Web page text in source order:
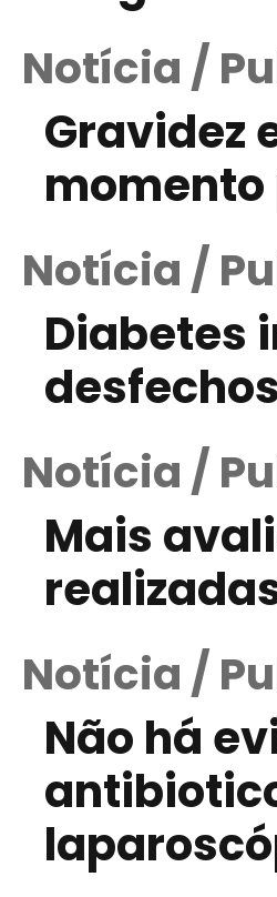
Notícia /
Gravidez
Notícia /
Diabetes
Notícia /
Mais
Notícia /
Não há